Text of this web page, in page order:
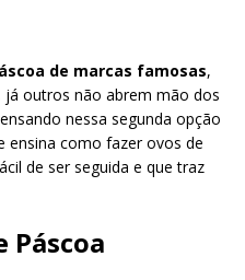
de marcas famosas,
já outros não abrem mão dos
nessa segunda opção
ensina como fazer ovos de
de ser seguida e que traz
Páscoa